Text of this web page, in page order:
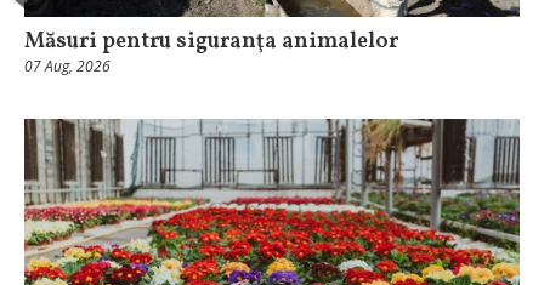
Măsuri pentru siguranţa animalelor
07 Aug, 2026